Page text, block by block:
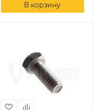
В корзину